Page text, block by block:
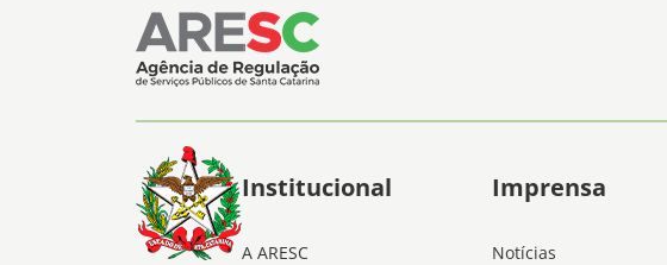
Institucional
A ARESC
Imprensa
Notícias